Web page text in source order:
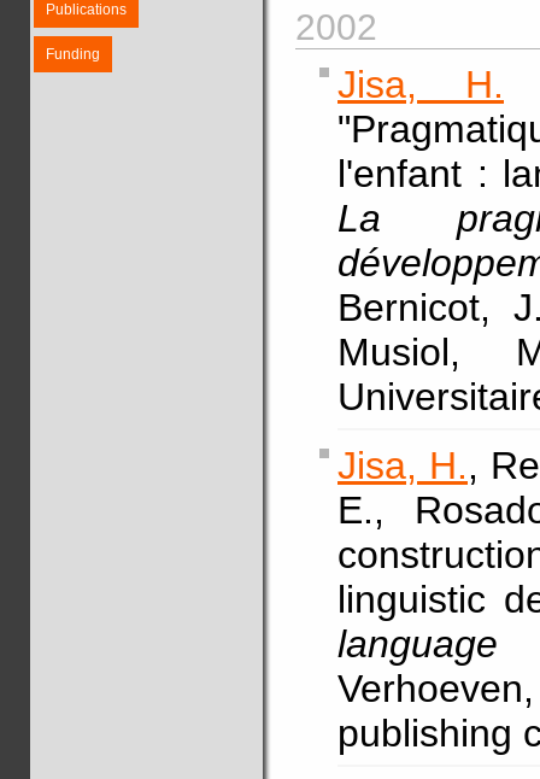
Publications
Funding
2002
Jisa, H.
l'enfant :
La
Bernicot,
Musiol,
Jisa, H.,
E.,
linguistic
publishing